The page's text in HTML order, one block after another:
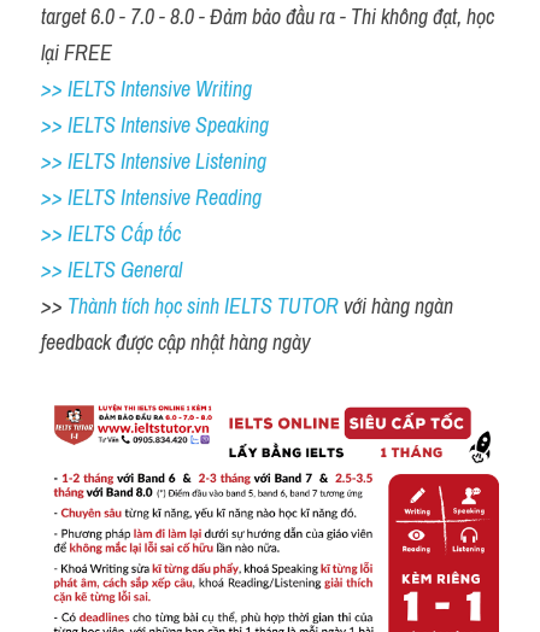
target 6.0 - 7.0 - 8.0 - Đảm bảo đầu ra - Thi không đạt, học
lại FREE
>> IELTS Intensive Writing
>> IELTS Intensive Speaking
>> IELTS Intensive Listening
>> IELTS Intensive Reading
>> IELTS Cấp tốc
>> IELTS General
>> Thành tích học sinh IELTS TUTOR với hàng ngàn
feedback được cập nhật hàng ngày